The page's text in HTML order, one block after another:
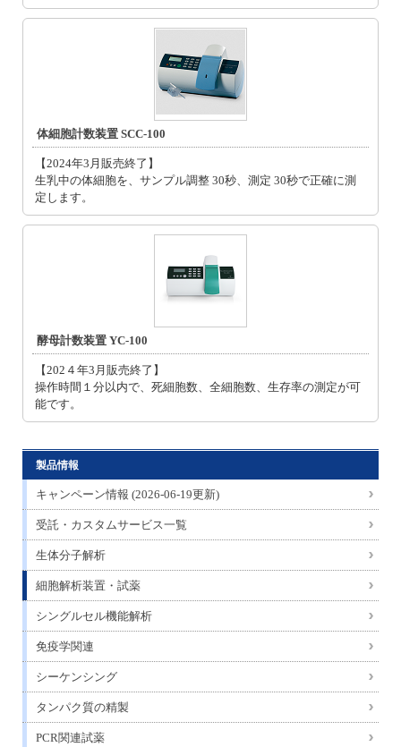
体細胞計数装置 SCC-100
【2024年3月販売終了】
生乳中の体細胞を、サンプル調整 30秒、測定 30秒で正確に測
定します。
酵母計数装置 YC-100
【202４年3月販売終了】
操作時間１分以内で、死細胞数、全細胞数、生存率の測定が可
能です。
製品情報
キャンペーン情報 (2026-06-19更新)
受託・カスタムサービス一覧
生体分子解析
細胞解析装置・試薬
シングルセル機能解析
免疫学関連
シーケンシング
タンパク質の精製
PCR関連試薬